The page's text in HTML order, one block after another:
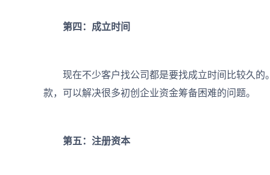
第四：成立时间
现在不少客户找公司都是要找成立时间比较久的
款，可以解决很多初创企业资金筹备困难的问题。
第五：注册资本